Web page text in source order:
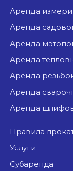
аренда
аренда
аренда
аренда
аренда
аренда
аренда
Правила
Услуги
Субаренда